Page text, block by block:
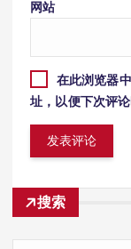
网站
在此浏览器
址，以便下次评论
搜索